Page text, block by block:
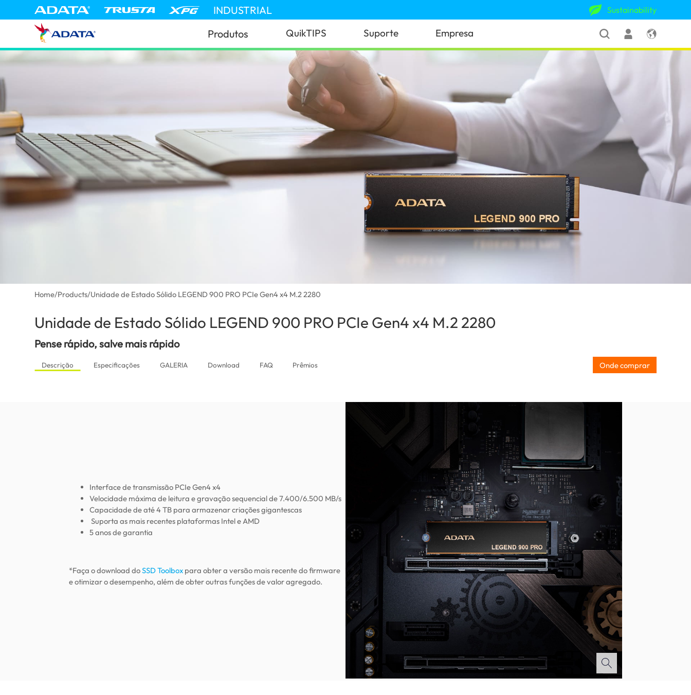
INDUSTRIAL Sustainability
Produtos QuikTIPS Suporte Empresa
Home/Products/Unidade de Estado Sólido LEGEND 900 PRO PCIe Gen4 x4 M.2 2280
Unidade de Estado Sólido LEGEND 900 PRO PCIe Gen4 x4 M.2 2280
Pense rápido, salve mais rápido
Descrição Especificações GALERIA Download FAQ Prêmios Onde comprar
Interface de transmissão PCIe Gen4 x4
Velocidade máxima de leitura e gravação sequencial de 7.400/6.500 MB/s
Capacidade de até 4 TB para armazenar criações gigantescas
Suporta as mais recentes plataformas Intel e AMD
5 anos de garantia
*Faça o download doSSD Toolbox para obter a versão mais recente do firmware
e otimizar o desempenho, além de obter outras funções de valor agregado.